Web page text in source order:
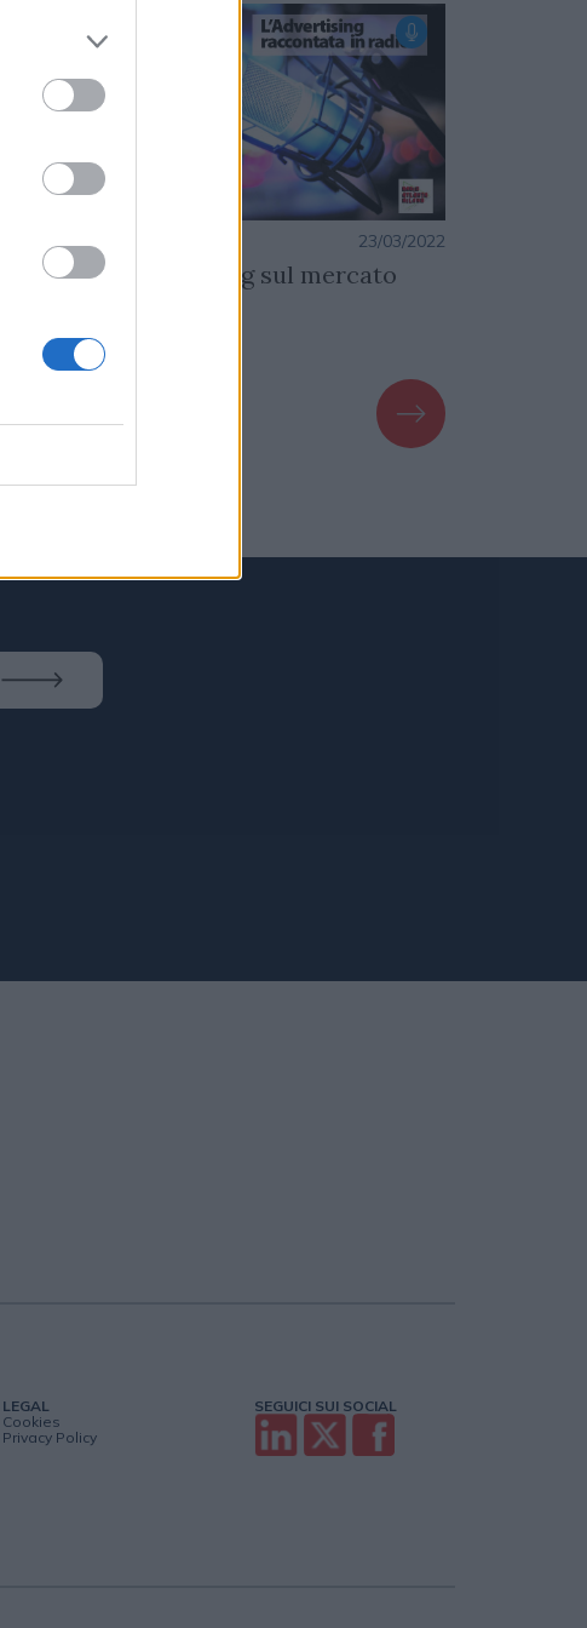
PUNTATA
Redazione 23/03/2022
Incontro con Smiling sul mercato
LEGAL
Cookies
Privacy Policy
SEGUICI SUI SOCIAL